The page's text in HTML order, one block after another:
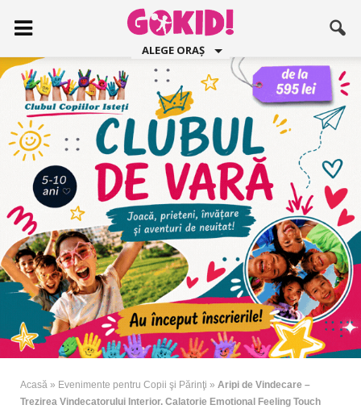
ALEGE ORAȘ
Acasă » Evenimente pentru Copii şi Părinţi » Aripi de Vindecare –
Trezirea Vindecatorului Interior. Calatorie Emotional Feeling Touch